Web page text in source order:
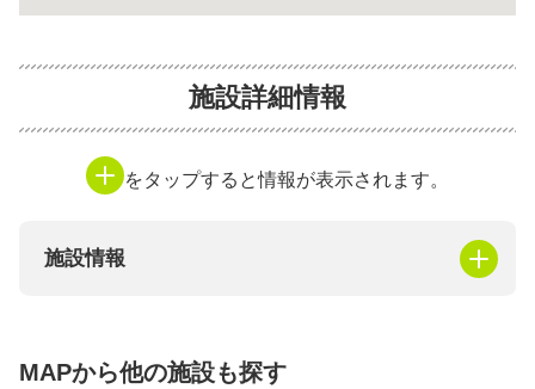
施設詳細情報
をタップすると情報が表示されます。
施設情報
MAPから他の施設も探す